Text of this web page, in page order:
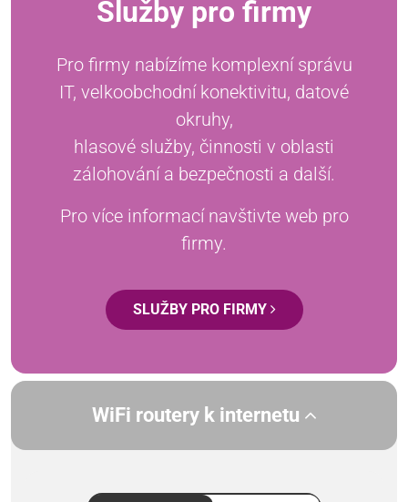
Služby pro firmy
Pro firmy nabízíme komplexní správu
IT, velkoobchodní konektivitu, datové
okruhy,
hlasové služby, činnosti v oblasti
zálohování a bezpečnosti a další.
Pro více informací navštivte web pro
firmy.
SLUŽBY PRO FIRMY
WiFi routery k internetu